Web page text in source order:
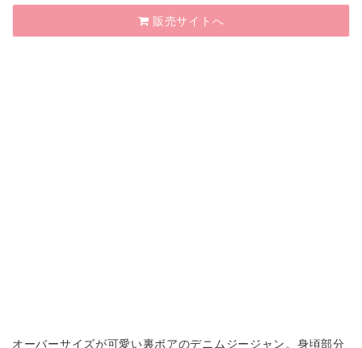
販売サイトへ
オーバーサイズが可愛い裏ボアのデニムジージャン。身頃部分